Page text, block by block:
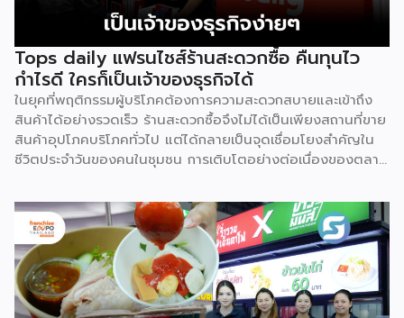
Tops daily แฟรนไชส์ร้านสะดวกซื้อ คืนทุนไว
กำไรดี ใครก็เป็นเจ้าของธุรกิจได้
ในยุคที่พฤติกรรมผู้บริโภคต้องการความสะดวกสบายและเข้าถึง
สินค้าได้อย่างรวดเร็ว ร้านสะดวกซื้อจึงไม่ได้เป็นเพียงสถานที่ขาย
สินค้าอุปโภคบริโภคทั่วไป แต่ได้กลายเป็นจุดเชื่อมโยงสำคัญใน
ชีวิตประจำวันของคนในชุมชน การเติบโตอย่างต่อเนื่องของตลาด
สร้างรายได้ มั่นคง ผ่านโมเดลธุรกิจที่มีระบบบริหารจัดการรองรับ
อย่างรอบด้าน Tops daily (ท็อปส์ เดลี่) เป็นหนึ่งในแบรนด์
ร้านสะดวกซื้อชั้นนำในเครือเซ็นทรัล รีเทล (CRC) ที่ผ่านการปรับ
โฉมครั้งใหญ่เพื่อตอบโจทย์วิถีชีวิตคนเมืองอย่างครบครัน ชูจุด
เด่นด้วยสินค้าหลากหลาย พร้อมโปรโมชัน และดีลเด็ดสำหรับ
สมาชิก สะสมคะแนนแลกรับของพรีเมียม ส่วนลดพิเศษแบบจัด